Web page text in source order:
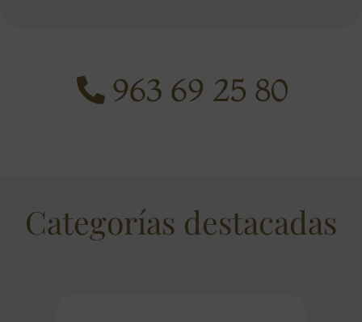
963 69 25 80
Categorías destacadas